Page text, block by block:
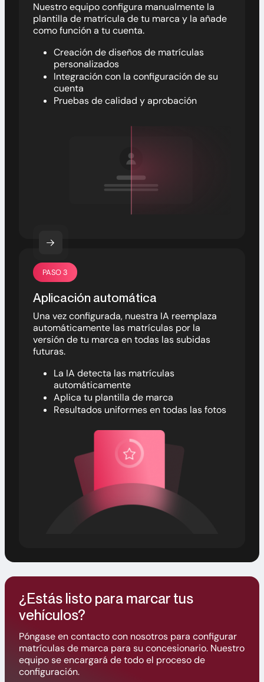
Nuestro equipo configura manualmente la
plantilla de matrícula de tu marca y la añade
como función a tu cuenta.
Creación de diseños de matrículas
personalizados
Integración con la configuración de su
cuenta
Pruebas de calidad y aprobación
PASO 3
Aplicación automática
Una vez configurada, nuestra IA reemplaza
automáticamente las matrículas por la
versión de tu marca en todas las subidas
futuras.
La IA detecta las matrículas
automáticamente
Aplica tu plantilla de marca
Resultados uniformes en todas las fotos
¿Estás listo para marcar tus
vehículos?
Póngase en contacto con nosotros para configurar
matrículas de marca para su concesionario. Nuestro
equipo se encargará de todo el proceso de
configuración.